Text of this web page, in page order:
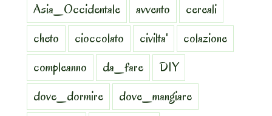
Asia_Occidentale
avvento
cereali
cheto
cioccolato civilta'
colazione
compleanno
da_fare
DIY
dove_dormire
dove_mangiare